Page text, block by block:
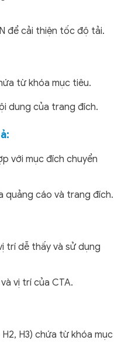
để cải thiện tốc độ tải.
từ khóa mục tiêu.
dung của trang đích.
với mục đích chuyển
quảng cáo và trang đích.
trí dễ thấy và sử dụng
vị trí của CTA.
H3) chứa từ khóa mục